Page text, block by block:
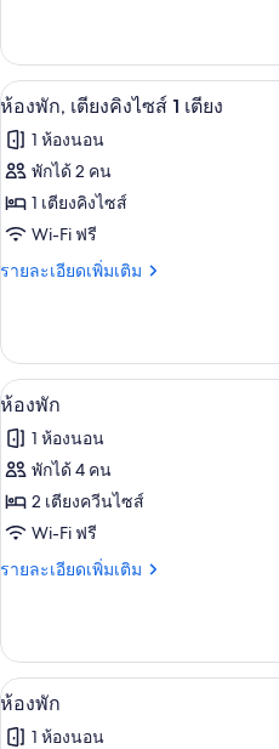
ไซส์
1
เตียง,
พร้อม
สิ่ง
อำนวย
ผู้
พิการ
เกี่ยว
กับ
ห้อง
เตียง
คิง
เตียง,
สิ่ง
สำหรับ
ผู้
พิการ
เปิด
ภาพถ่าย
ทั้งหมด
ของ
ห้อง
พัก,
คิง
ไซส์
1
เตียง
5
ห้องพัก, เตียงคิงไซส์ 1 เตียง
1 ห้องนอน
พักได้ 2 คน
1 เตียงคิงไซส์
Wi-Fi ฟรี
รายละเอียดเพิ่มเติม
ราย
เกี่ยว
กับ
ห้อง
เตียง
คิง
เตียง
เปิด
ภาพถ่าย
ทั้งหมด
ของ
ห้อง
พัก
4
ห้องพัก
1 ห้องนอน
พักได้ 4 คน
2 เตียงควีนไซส์
Wi-Fi ฟรี
รายละเอียดเพิ่มเติม
ราย
เกี่ยว
กับ
ห้อง
เปิด
ภาพถ่าย
4
ห้องพัก
1 ห้องนอน